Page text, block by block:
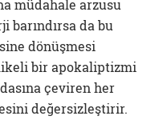
müdahale arzusu
da bu
dönüşmesi
bir apokaliptizmi
çeviren her
değersizleştirir.